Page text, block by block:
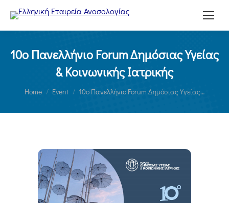
10ο Πανελλήνιο Forum Δημόσιας Υγείας
& Κοινωνικής Ιατρικής
You are here:
Home Event 10ο Πανελλήνιο Forum Δημόσιας Υγείας…